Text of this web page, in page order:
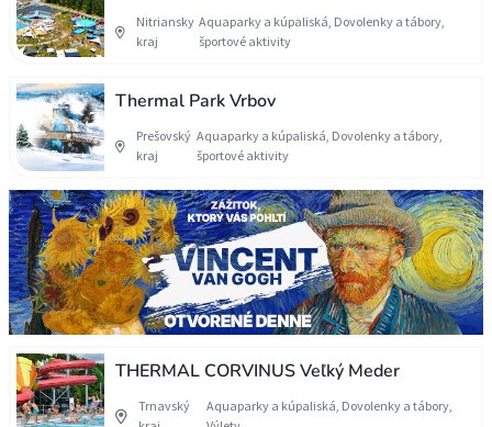
Nitriansky
kraj
Aquaparky a kúpaliská, Dovolenky a tábory,
športové aktivity
Thermal Park Vrbov
Prešovský
kraj
Aquaparky a kúpaliská, Dovolenky a tábory,
športové aktivity
THERMAL CORVINUS Veľký Meder
Trnavský
Aquaparky a kúpaliská, Dovolenky a tábory,